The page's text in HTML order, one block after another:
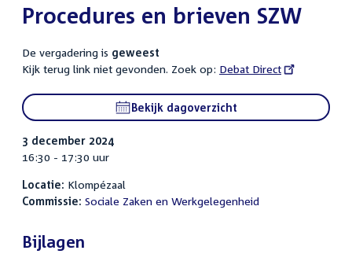
:Procedures en brieven SZW
De vergadering is geweest
Kijk terug link niet gevonden. Zoek op: External
Debat Direct
Bekijk dagoverzicht
3 december 2024
16:30 - 17:30 uur
Locatie: Klompézaal
Commissie: Sociale Zaken en Werkgelegenheid
Bijlagen